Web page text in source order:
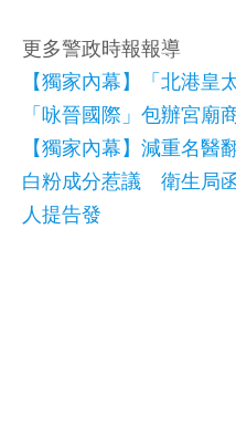
更多警政時報報導
【獨家內幕】「北港
「咏晉國際」包辦宮廟
【獨家內幕】減重名醫
白粉成分惹議 衛生局
人提告發